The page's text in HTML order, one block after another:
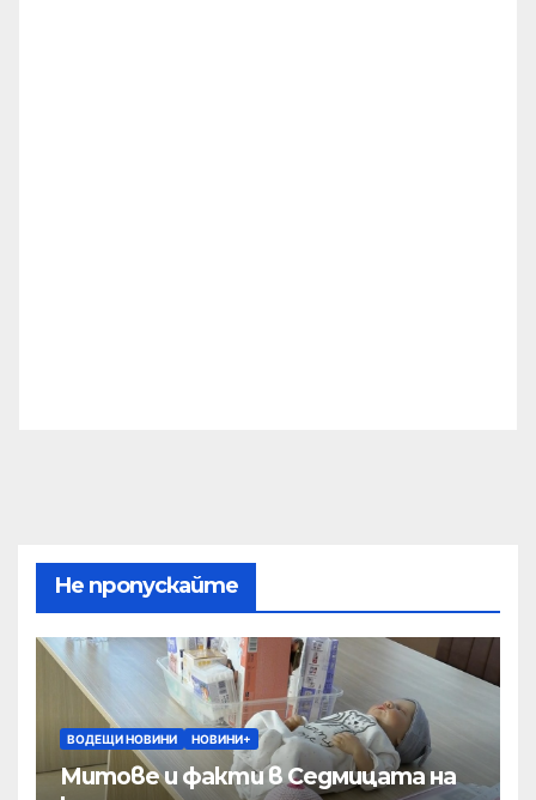
Не пропускайте
ВОДЕЩИ НОВИНИ НОВИНИ+
Митове и факти в Седмицата на